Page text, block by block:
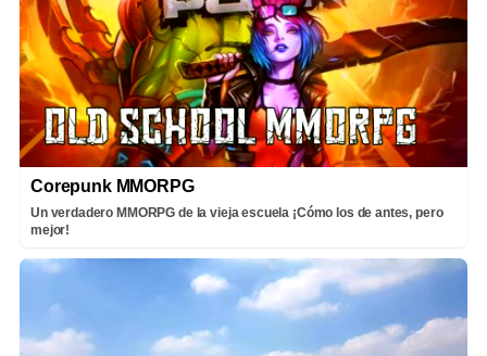
Corepunk MMORPG
Un verdadero MMORPG de la vieja escuela ¡Cómo los de antes, pero
mejor!